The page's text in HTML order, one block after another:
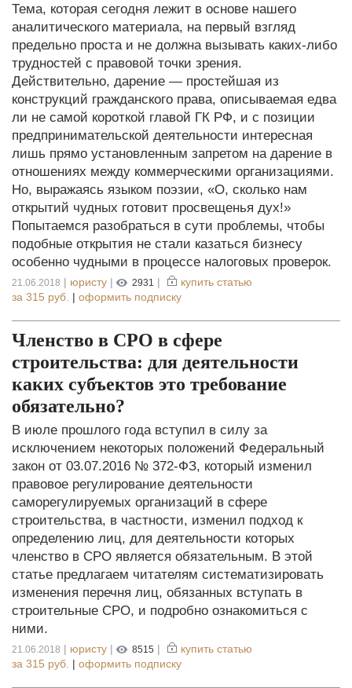
Тема, которая сегодня лежит в основе нашего
аналитического материала, на первый взгляд
предельно проста и не должна вызывать каких-либо
трудностей с правовой точки зрения.
Действительно, дарение — простейшая из
конструкций гражданского права, описываемая едва
ли не самой короткой главой ГК РФ, и с позиции
предпринимательской деятельности интересная
лишь прямо установленным запретом на дарение в
отношениях между коммерческими организациями.
Но, выражаясь языком поэзии, «О, сколько нам
открытий чудных готовит просвещенья дух!»
Попытаемся разобраться в сути проблемы, чтобы
подобные открытия не стали казаться бизнесу
особенно чудными в процессе налоговых проверок.
21.06.2018 | юристу | 2931 |
купить статью
за 315 руб. | оформить подписку
Членство в СРО в сфере
строительства: для деятельности
каких субъектов это требование
обязательно?
В июле прошлого года вступил в силу за
исключением некоторых положений Федеральный
закон от 03.07.2016 № 372-ФЗ, который изменил
правовое регулирование деятельности
саморегулируемых организаций в сфере
строительства, в частности, изменил подход к
определению лиц, для деятельности которых
членство в СРО является обязательным. В этой
статье предлагаем читателям систематизировать
изменения перечня лиц, обязанных вступать в
строительные СРО, и подробно ознакомиться с
ними.
21.06.2018 | юристу | 8515 |
купить статью
за 315 руб. | оформить подписку